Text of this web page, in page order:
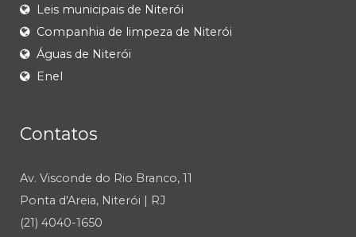
Leis municipais de Niterói
Companhia de limpeza de Niterói
Águas de Niterói
Enel
Contatos
Av. Visconde do Rio Branco, 11
Ponta d'Areia, Niterói | RJ
(21) 4040-1650